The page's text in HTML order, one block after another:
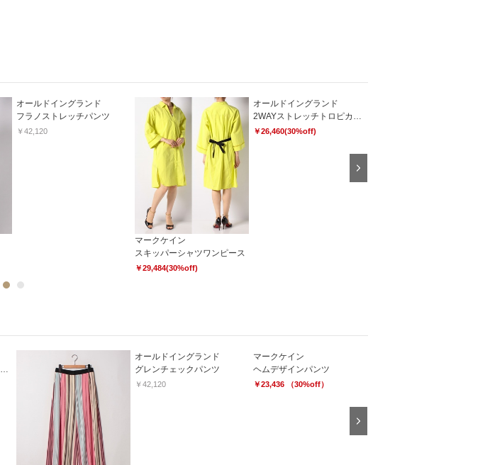
オールドイングランド
フラノストレッチパンツ
￥42,120
マークケイン
スキッパーシャツワンピース
￥29,484(30%off)
オールドイングランド
2WAYストレッチトロピカルパンツ
￥26,460(30%off)
2
【セットアップ対応商品】ロロピアーナパンツ
オールドイングランド
グレンチェックパンツ
￥42,120
マークケイン
ヘムデザインパンツ
￥23,436 （30%off）